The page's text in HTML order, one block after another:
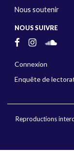
Nous soutenir
NOUS SUIVRE
Connexion
Enquête de
Reproductions